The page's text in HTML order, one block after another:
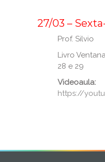
27/03 –
Prof. Silvio
Livro
28 e 29
Videoaula:
https://